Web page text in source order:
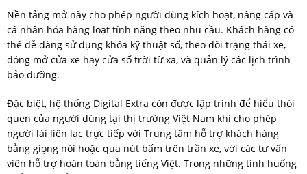
Nền tảng mở này cho phép người dùng kích hoạt, nâng cấp và
cá nhân hóa hàng loạt tính năng theo nhu cầu. Khách hàng có
thể dễ dàng sử dụng khóa kỹ thuật số, theo dõi trạng thái xe,
đóng mở cửa xe hay cửa sổ trời từ xa, và quản lý các lịch trình
bảo dưỡng.
Đặc biệt, hệ thống Digital Extra còn được lập trình để hiểu thói
quen của người dùng tại thị trường Việt Nam khi cho phép
người lái liên lạc trực tiếp với Trung tâm hỗ trợ khách hàng
bằng giọng nói hoặc qua nút bấm trên trần xe, với các tư vấn
viên hỗ trợ hoàn toàn bằng tiếng Việt. Trong những tình huống